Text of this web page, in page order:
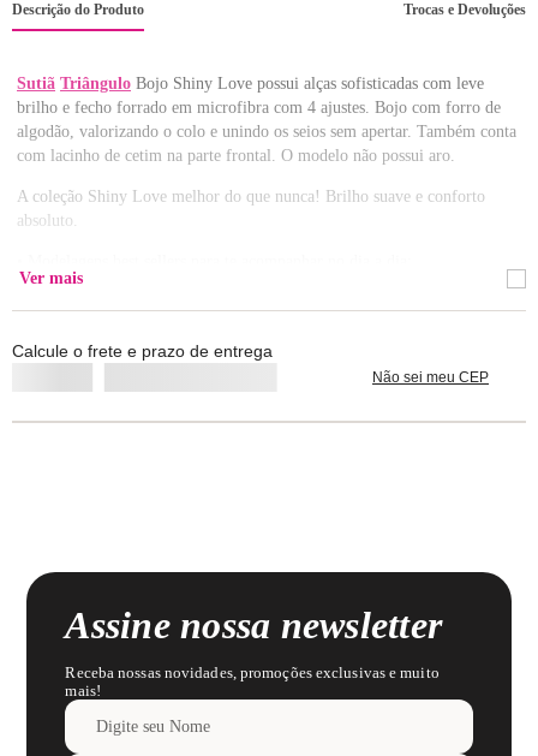
Descrição do Produto Trocas e Devoluções
Sutiã Triângulo Bojo Shiny Love possui alças sofisticadas com leve
brilho e fecho forrado em microfibra com 4 ajustes. Bojo com forro de
algodão, valorizando o colo e unindo os seios sem apertar. Também conta
com lacinho de cetim na parte frontal. O modelo não possui aro.
A coleção Shiny Love melhor do que nunca! Brilho suave e conforto
absoluto.
• Renda exclusiva ultra macia com leve brilho: beleza e conforto
garantido;
Composição: Corpo 86% Poliamida / 14% Elastano / Recorte Inferior
Algodão / Forro Frente 100% Poliamida
Ver mais
Calcule o frete e prazo de entrega
Não sei meu CEP
Assine nossa newsletter
Receba nossas novidades, promoções exclusivas e muito
mais!